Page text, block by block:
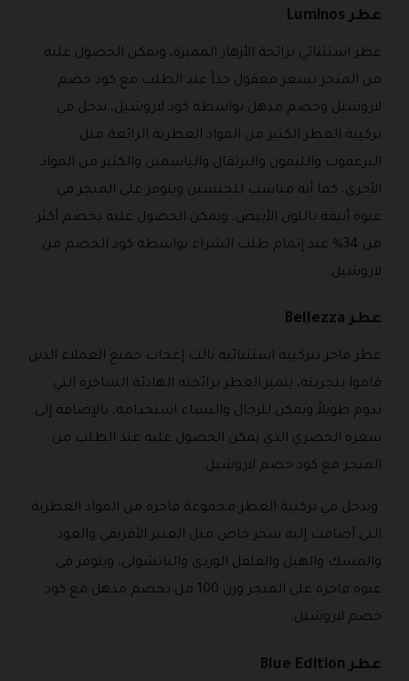
عطر Luminos
عطر استثنائي برائحة الأزهار المميزة، ويمكن الحصول عليه
من المتجر بسعر معقول جداً عند الطلب مع كود خصم
لاروشيل وخصم مذهل بواسطة كود لاروشيل، يدخل في
تركيبة العطر الكثير من المواد العطرية الرائعة مثل
البرغموت والليمون والبرتقال والياسمين والكثير من المواد
الأخرى، كما أنه مناسب للجنسين ويتوفر على المتجر في
عبوة أنيقة باللون الأبيض، ويمكن الحصول عليه بخصم أكثر
من 34% عند إتمام طلب الشراء بواسطة كود الخصم من
لاروشيل.
‏عطر Bellezza
عطر فاخر بتركيبة استثنائية نالت إعجاب جميع العملاء الذين
قاموا بتجربته، يتميز العطر برائحته الهادئة الساحرة التي
تدوم طويلاً ويمكن للرجال والنساء استخدامه، بالإضافة إلى
سعره الحصري الذي يمكن الحصول عليه عند الطلب من
المتجر مع كود خصم لاروشيل.
ويدخل في تركيبة العطر مجموعة فاخرة من المواد العطرية
التي أضافت إليه سحر خاص مثل العنبر الأفريقي والعود
والمسك والهيل والفلفل الوردي والباتشولي، ويتوفر في
عبوة فاخرة على المتجر وزن 100 مل بخصم مذهل مع كود
خصم لاروشيل.
عطر Blue Edition